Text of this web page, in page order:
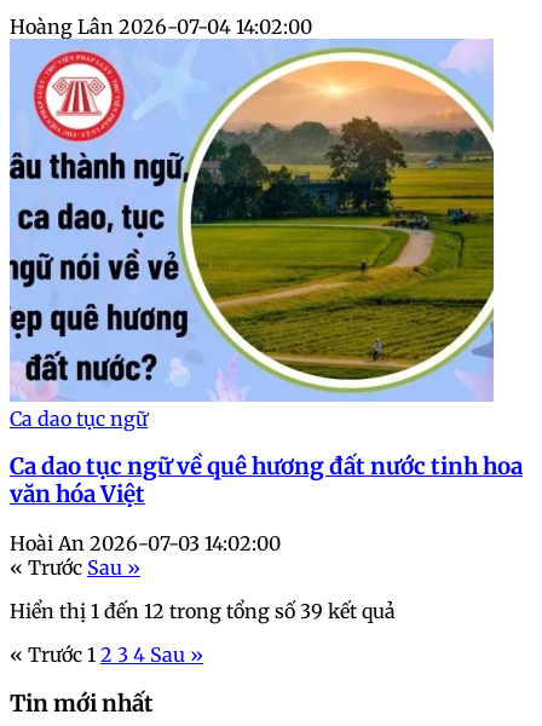
Hoàng Lân 2026-07-04 14:02:00
Ca dao tục ngữ
Ca dao tục ngữ về quê hương đất nước tinh hoa
văn hóa Việt
Hoài An 2026-07-03 14:02:00
« Trước Sau »
Hiển thị 1 đến 12 trong tổng số 39 kết quả
« Trước 1 2 3 4 Sau »
Tin mới nhất